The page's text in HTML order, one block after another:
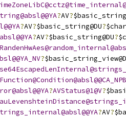
?AV?
?AV?$basic_string@DU?
?AV?$basic_string@DU?
?
?AVStatus@1@V?
?AV?